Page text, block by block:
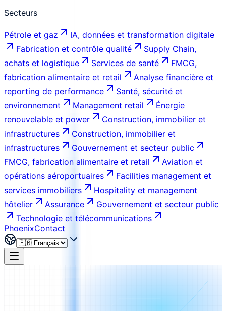
Secteurs
Pétrole et gaz
IA, données et transformation digitale
Fabrication et contrôle qualité
Supply Chain,
achats et logistique
Services de santé
FMCG,
fabrication alimentaire et retail
Analyse financière et
reporting de performance
Santé, sécurité et
environnement
Management retail
Énergie
renouvelable et power
Construction, immobilier et
infrastructures
Construction, immobilier et
infrastructures
Gouvernement et secteur public
FMCG, fabrication alimentaire et retail
Aviation et
opérations aéroportuaires
Facilities management et
services immobiliers
Hospitality et management
hôtelier
Assurance
Gouvernement et secteur public
Technologie et télécommunications
PhoenixContact